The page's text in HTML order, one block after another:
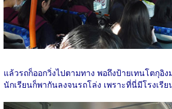
แล้วรถก็ออกวิ่งไปตามทาง พอถึงป้ายเทนโตกุอิง
นักเรียนก็พากันลงจนรถโล่ง เพราะที่นี่มีโรงเรี